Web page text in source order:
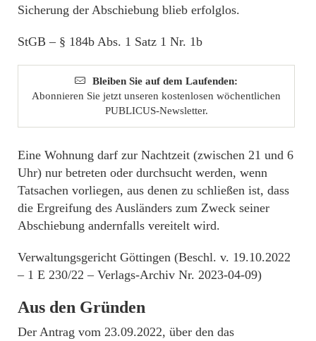
Sicherung der Abschiebung blieb erfolglos.
StGB – § 184b Abs. 1 Satz 1 Nr. 1b
Bleiben Sie auf dem Laufenden:
Abonnieren Sie jetzt unseren kostenlosen wöchentlichen
PUBLICUS-Newsletter.
Eine Wohnung darf zur Nachtzeit (zwischen 21 und 6
Uhr) nur betreten oder durchsucht werden, wenn
Tatsachen vorliegen, aus denen zu schließen ist, dass
die Ergreifung des Ausländers zum Zweck seiner
Abschiebung andernfalls vereitelt wird.
Verwaltungsgericht Göttingen (Beschl. v. 19.10.2022
– 1 E 230/22 – Verlags-Archiv Nr. 2023-04-09)
Aus den Gründen
Der Antrag vom 23.09.2022, über den das